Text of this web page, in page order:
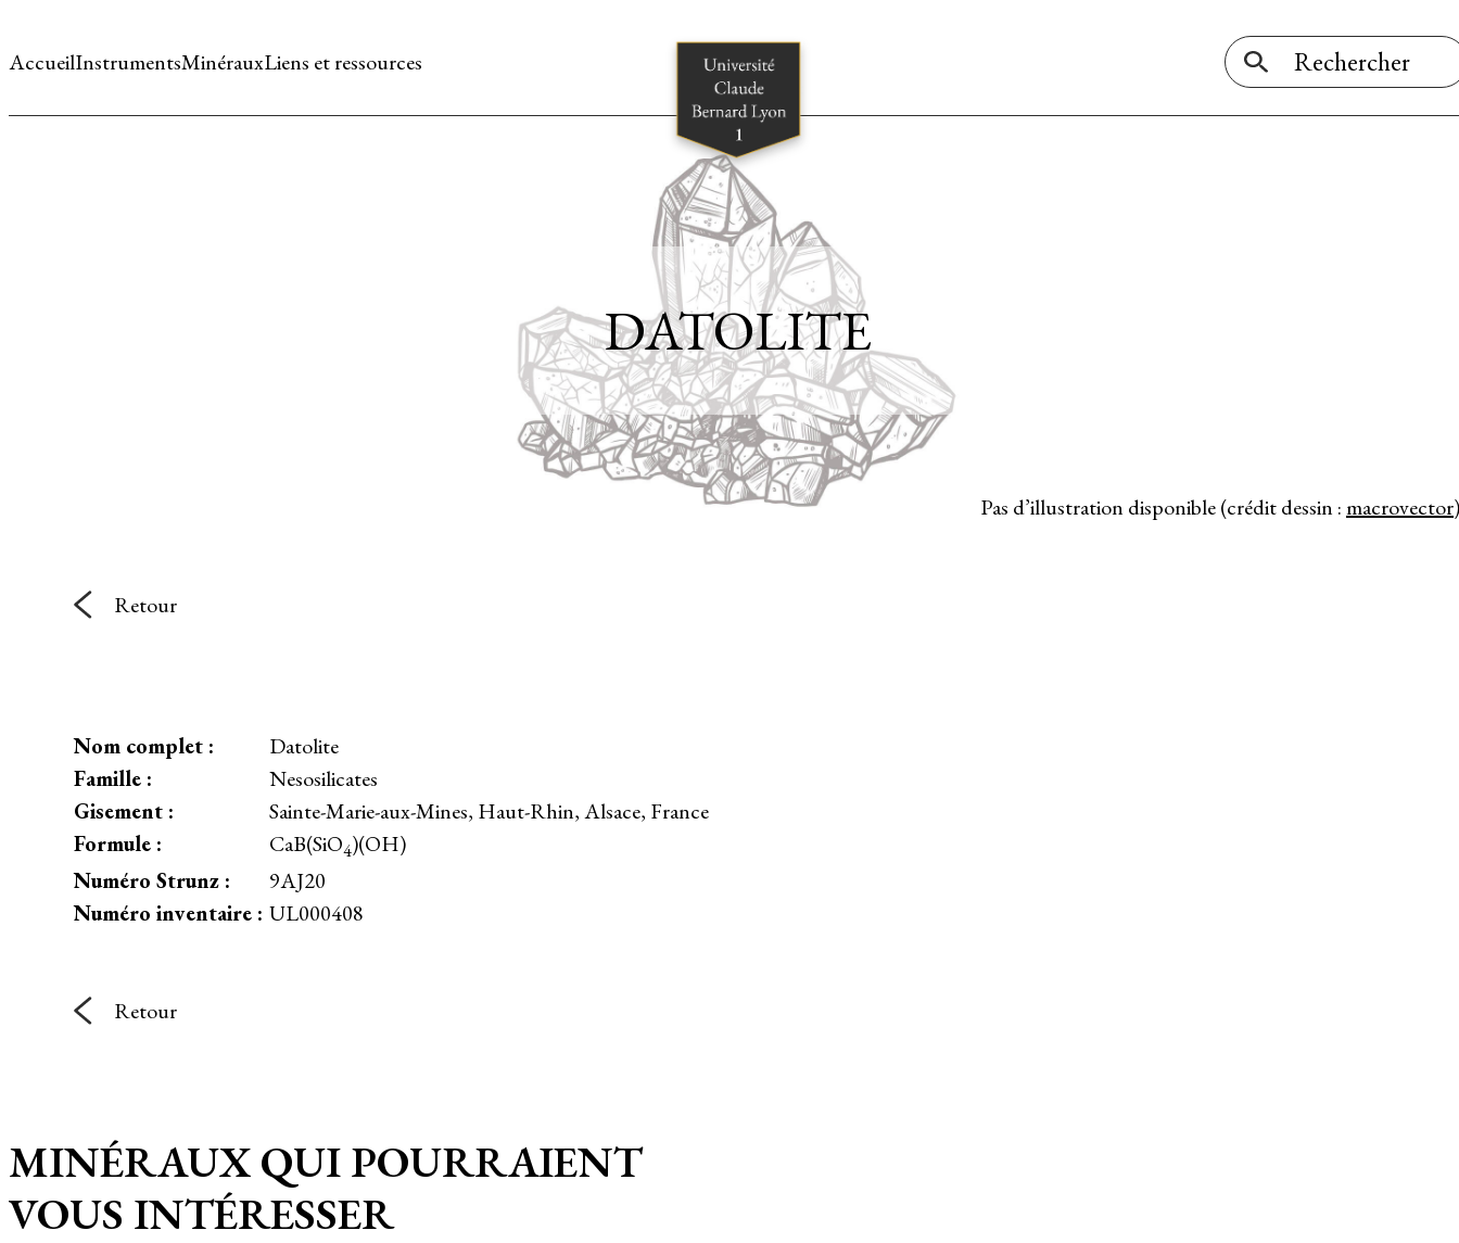
AccueilInstrumentsMinérauxLiens et ressources
Pas d’illustration disponible (crédit dessin :macrovector)
DATOLITE
Retour
Nom complet :
Datolite
Famille :
Nesosilicates
Gisement :
Sainte-Marie-aux-Mines, Haut-Rhin, Alsace, France
Formule :
CaB(SiO4)(OH)
Numéro Strunz :
9AJ20
Numéro inventaire : UL000408
Retour
MINÉRAUX QUI POURRAIENT
VOUS INTÉRESSER